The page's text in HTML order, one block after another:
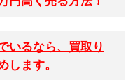
いるなら、買取り
します。